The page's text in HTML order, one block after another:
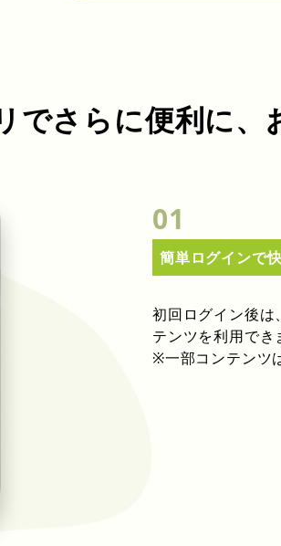
でさらに便利に、
01
簡単ログインで
初回ログイン後は
テンツを利用でき
※一部コンテンツ